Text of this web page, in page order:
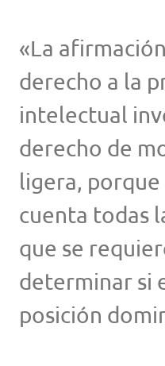
«La
derecho a la
intelectual
derecho de
ligera,
cuenta todas
que se
determinar si
posición